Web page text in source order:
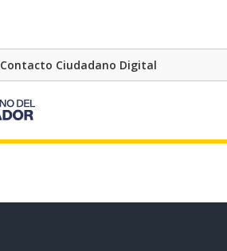
Contacto Ciudadano Digital